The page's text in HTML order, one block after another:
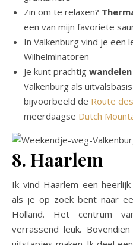
Zin om te relaxen?
een van mijn favoriete
In Valkenburg vind je een
Wilhelminatoren
Je kunt prachtig
Valkenburg als
bijvoorbeeld de Route
meerdaagse Dutch
8. Haarlem
Ik vind Haarlem een
als je op zoek bent naar
Holland. Het centrum
verrassend leuk.